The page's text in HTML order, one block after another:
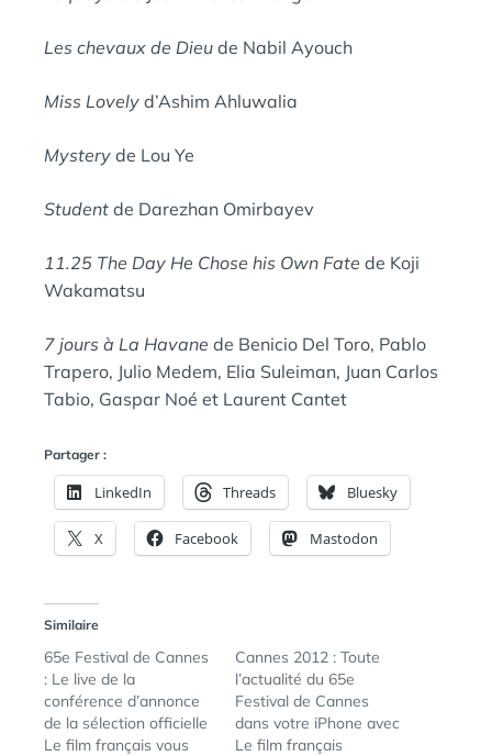
Les chevaux de Dieu de Nabil Ayouch
Miss Lovely d’Ashim Ahluwalia
Mystery de Lou Ye
Student de Darezhan Omirbayev
11.25 The Day He Chose his Own Fate de Koji
Wakamatsu
7 jours à La Havane de Benicio Del Toro, Pablo
Trapero, Julio Medem, Elia Suleiman, Juan Carlos
Tabio, Gaspar Noé et Laurent Cantet
Partager :
LinkedIn Threads Bluesky
X Facebook Mastodon
Similaire
65e Festival de Cannes
: Le live de la
conférence d’annonce
de la sélection officielle
Le film français vous
Cannes 2012 : Toute
l’actualité du 65e
Festival de Cannes
dans votre iPhone avec
Le film français